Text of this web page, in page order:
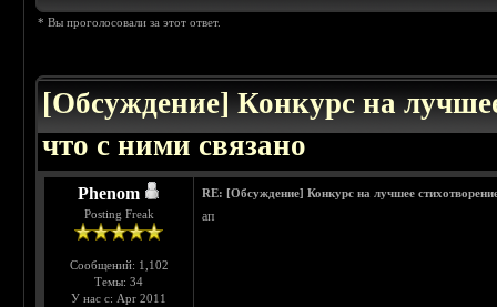
* Вы проголосовали за этот ответ.
[Обсуждение] Конкурс на
что с ними связано
Phenom
Posting Freak
Сообщений: 1,102
Темы: 34
У нас с: Apr 2011
RE: [Обсуждение] Конкурс на лучшее
ап